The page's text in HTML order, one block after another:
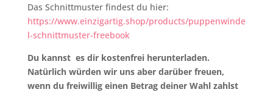
Das Schnittmuster findest du hier:
https://www.einzigartig.shop/products/puppenwinde
l-schnittmuster-freebook
Du kannst es dir kostenfrei herunterladen.
Natürlich würden wir uns aber darüber freuen,
wenn du freiwillig einen Betrag deiner Wahl zahlst